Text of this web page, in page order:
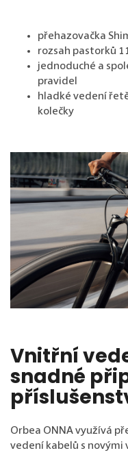
přehazovačka
rozsah pastorků
jednoduché a
pravidel
hladké vedení
kolečky
Vnitřní
snadné
Orbea ONNA využívá
vedení kabelů s novými